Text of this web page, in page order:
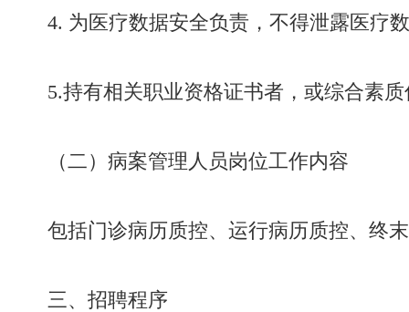
4. 为医疗数据安全负责，不得泄露医疗
5.持有相关职业资格证书者，或综合素
（二）病案管理人员岗位工作内容
包括门诊病历质控、运行病历质控、终
三、招聘程序